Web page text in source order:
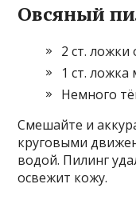
Овсяный
2 ст. ложки
1 ст. ложка
Немного
Смешайте и
круговыми
водой. Пилинг
освежит кожу.